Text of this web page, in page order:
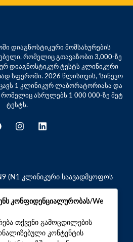
დიაგნოსტიკური მომსახურების
რომელიც გთავაზობთ 3,000-ზე
დიაგნოსტიკურ ტესტს კლინიკური
სფეროში. 2026 წლისთვის, ‘სინევო
1 კლინიკურ ლაბორატორიასა და
რომელიც ასრულებს 1 000 000-ზე მეტ
ტესტს.
(N1 კლინიკური საავადმყოფოს
კონფიდენციალურობას/We
თქვენი გამოცდილების
კონტენტის